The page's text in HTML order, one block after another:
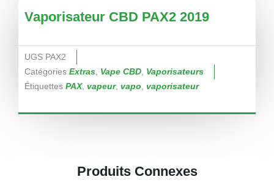
Vaporisateur CBD PAX2 2019
UGS PAX2
Catégories Extras Vape CBD Vaporisateurs
Étiquettes PAX, vapeur, vapo vaporisateur
Produits Connexes